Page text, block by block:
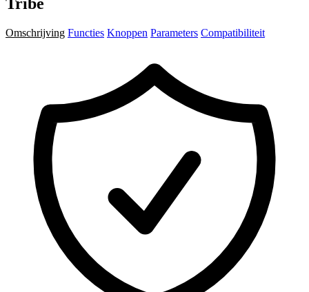
Omschrijving Functies Knoppen Parameters Compatibiliteit